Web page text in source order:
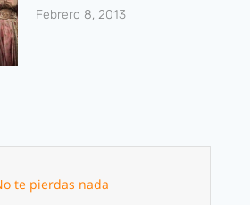
Febrero 8, 2013
te pierdas nada